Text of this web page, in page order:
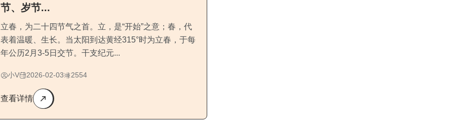
节、岁节...
立春，为二十四节气之首。立，是“开始”之意；春，代
表着温暖、生长。当太阳到达黄经315°时为立春，于每
年公历2月3-5日交节。干支纪元...
小V 2026-02-03 2554
查看详情